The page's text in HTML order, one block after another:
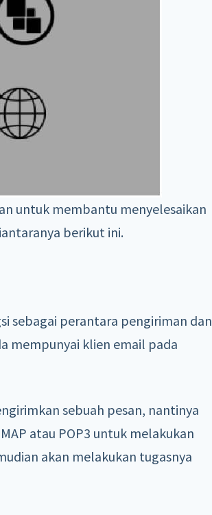
untuk membantu menyelesaikan
berikut ini.
sebagai perantara pengiriman dan
mempunyai klien email pada
sebuah pesan, nantinya
atau POP3 untuk melakukan
akan melakukan tugasnya